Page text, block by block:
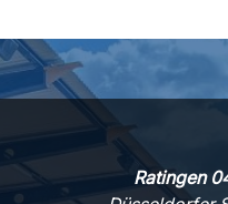
Ratingen